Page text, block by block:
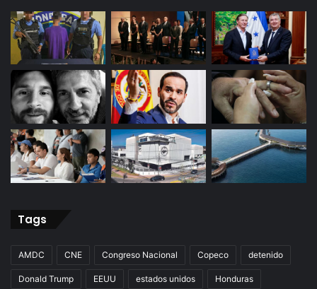
Tags
AMDC CNE Congreso Nacional Copeco detenido
Donald Trump EEUU estados unidos Honduras